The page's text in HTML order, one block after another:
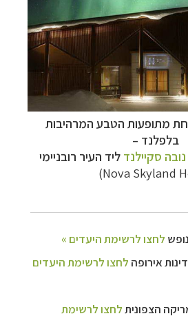
מתופעות הטבע המרהיבות
בלפלנד –
נובה סקיילנד ליד העיר רובניימי
Nova Skyland
)